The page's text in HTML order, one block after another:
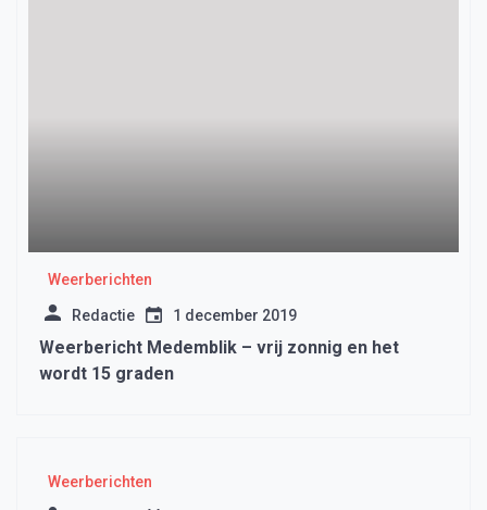
Weerberichten
Redactie 1 december 2019
Weerbericht Medemblik – vrij zonnig en het
wordt 15 graden
Weerberichten